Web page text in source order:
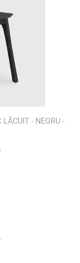
LĂCUIT - NEGRU -